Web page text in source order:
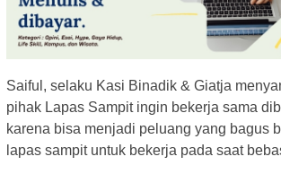
Saiful, selaku Kasi Binadik & Giatja
pihak Lapas Sampit ingin bekerja sama
karena bisa menjadi peluang yang bagus
lapas sampit untuk bekerja pada saat